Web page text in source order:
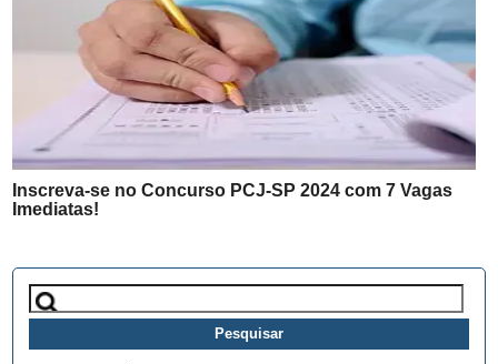
Inscreva-se no Concurso PCJ-SP 2024 com 7 Vagas
Imediatas!
Pesquisar
por: